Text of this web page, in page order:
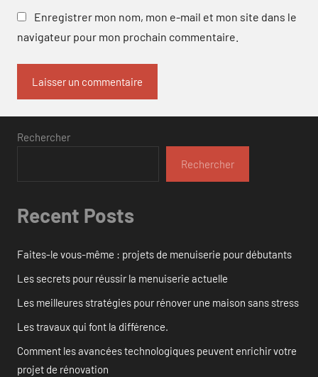
Enregistrer mon nom, mon e-mail et mon site dans le
navigateur pour mon prochain commentaire.
Rechercher
Rechercher
Recent Posts
Faites-le vous-même : projets de menuiserie pour débutants
Les secrets pour réussir la menuiserie actuelle
Les meilleures stratégies pour rénover une maison sans stress
Les travaux qui font la différence.
Comment les avancées technologiques peuvent enrichir votre
projet de rénovation